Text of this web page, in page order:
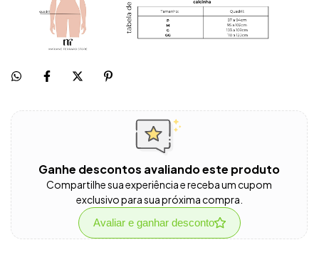
Ganhe descontos avaliando este produto
Compartilhe sua experiência e receba um cupom
exclusivo para sua próxima compra.
Avaliar e ganhar desconto